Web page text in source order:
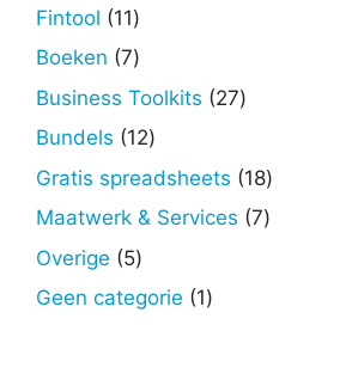
Fintool 1111
producten
Boeken 77
producten
Business Toolkits 2727
Bundels 1212
producten
Gratis spreadsheets 1818
producten
Maatwerk & Services 77
Overige 55
producten
Geen categorie 11